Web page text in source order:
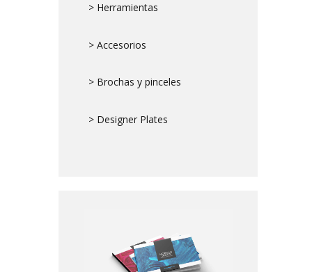
> Herramientas
> Accesorios
> Brochas y pinceles
> Designer Plates